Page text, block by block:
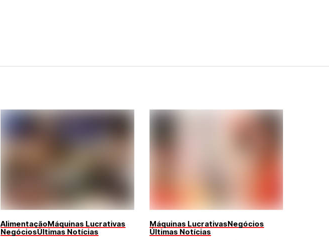
AlimentaçãoMáquinas Lucrativas
NegóciosÚltimas Notícias
Máquinas LucrativasNegócios
Últimas Notícias